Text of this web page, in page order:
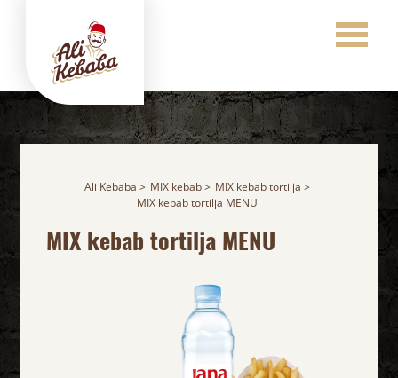
Ali Kebaba MIX kebab
MIX kebab tortilja
MIX kebab tortilja MENU
MIX kebab tortilja MENU